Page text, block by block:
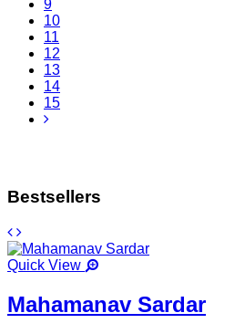
9
10
11
12
13
14
15
Bestsellers
Quick View
Mahamanav Sardar